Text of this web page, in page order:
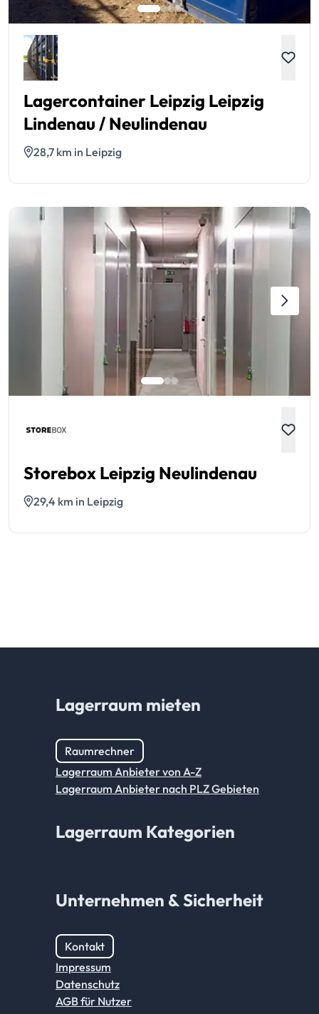
Lagercontainer Leipzig Leipzig
Lindenau / Neulindenau
28,7 km in Leipzig
Storebox Leipzig Neulindenau
29,4 km in Leipzig
Lagerraum mieten
Raumrechner
Lagerraum Anbieter von A-Z
Lagerraum Anbieter nach PLZ Gebieten
Lagerraum Kategorien
Unternehmen & Sicherheit
Kontakt
Impressum
Datenschutz
AGB für Nutzer